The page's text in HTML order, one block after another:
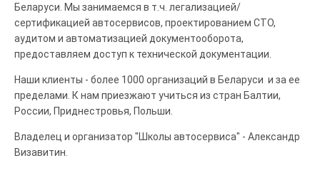
Беларуси. Мы занимаемся в т.ч. легализацией/
сертификацией автосервисов, проектированием СТО,
аудитом и автоматизацией документооборота,
предоставляем доступ к технической документации.
Наши клиенты - более 1000 организаций в Беларуси и за ее
пределами. К нам приезжают учиться из стран Балтии,
России, Приднестровья, Польши.
Владелец и организатор "Школы автосервиса" - Александр
Визавитин.